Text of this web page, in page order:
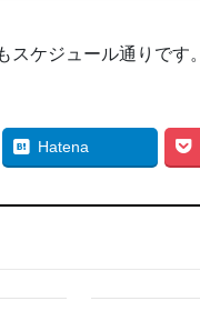
ケジュール通りです。
Hatena